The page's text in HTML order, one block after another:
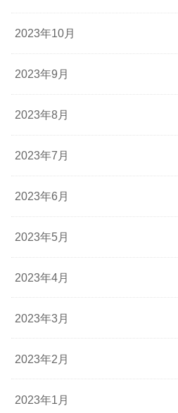
2023年10月
2023年9月
2023年8月
2023年7月
2023年6月
2023年5月
2023年4月
2023年3月
2023年2月
2023年1月